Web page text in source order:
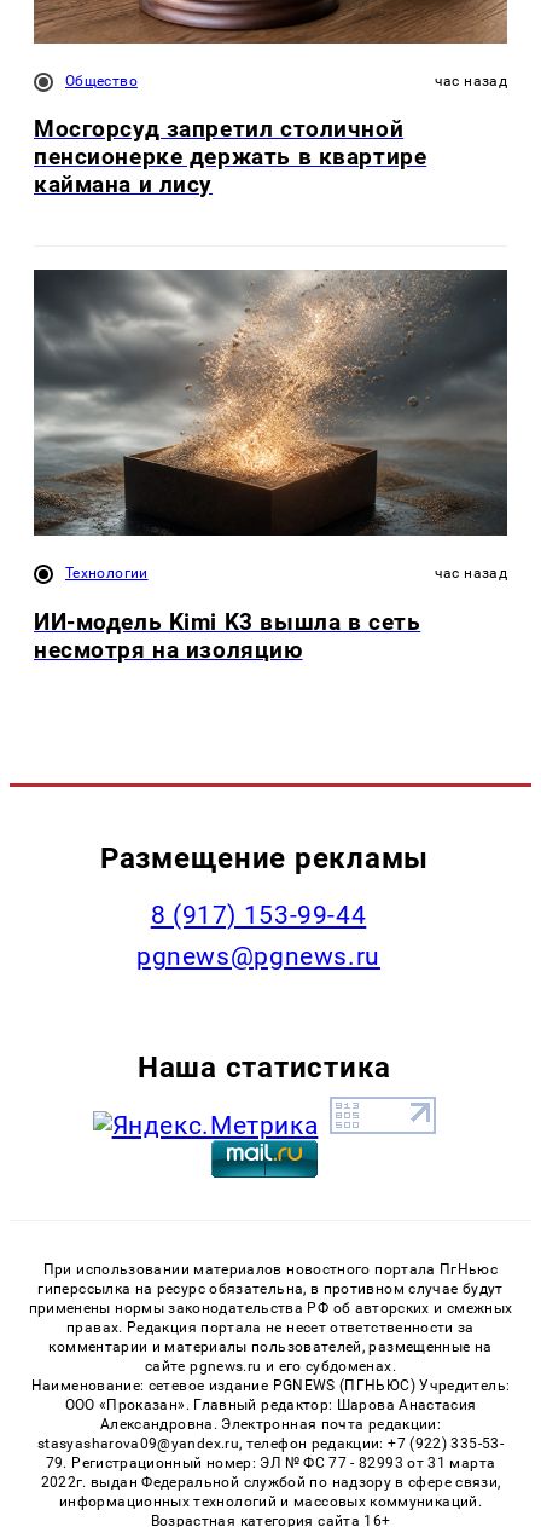
Общество час назад
Мосгорсуд запретил столичной
пенсионерке держать в квартире
каймана и лису
Технологии час назад
ИИ-модель Kimi K3 вышла в сеть
несмотря на изоляцию
Размещение рекламы
‭8 (917) 153-99-44
pgnews@pgnews.ru
Наша статистика
При использовании материалов новостного портала ПгНьюс
гиперссылка на ресурс обязательна, в противном случае будут
применены нормы законодательства РФ об авторских и смежных
правах. Редакция портала не несет ответственности за
комментарии и материалы пользователей, размещенные на
сайте pgnews.ru и его субдоменах.
Наименование: сетевое издание PGNEWS (ПГНЬЮС) Учредитель:
ООО «Проказан». Главный редактор: Шарова Анастасия
Александровна. Электронная почта редакции:
stasyasharova09@yandex.ru, телефон редакции: +7 (922) 335-53-
79. Регистрационный номер: ЭЛ № ФС 77 - 82993 от 31 марта
2022г. выдан Федеральной службой по надзору в сфере связи,
информационных технологий и массовых коммуникаций.
Возрастная категория сайта 16+